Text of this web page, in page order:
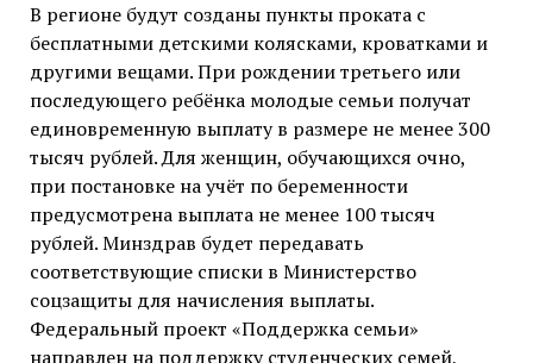
В регионе будут созданы пункты проката с
бесплатными детскими колясками, кроватками и
другими вещами. При рождении третьего или
последующего ребёнка молодые семьи получат
единовременную выплату в размере не менее 300
тысяч рублей. Для женщин, обучающихся очно,
при постановке на учёт по беременности
предусмотрена выплата не менее 100 тысяч
рублей. Минздрав будет передавать
соответствующие списки в Министерство
соцзащиты для начисления выплаты.
Федеральный проект «Поддержка семьи»
направлен на поддержку студенческих семей,